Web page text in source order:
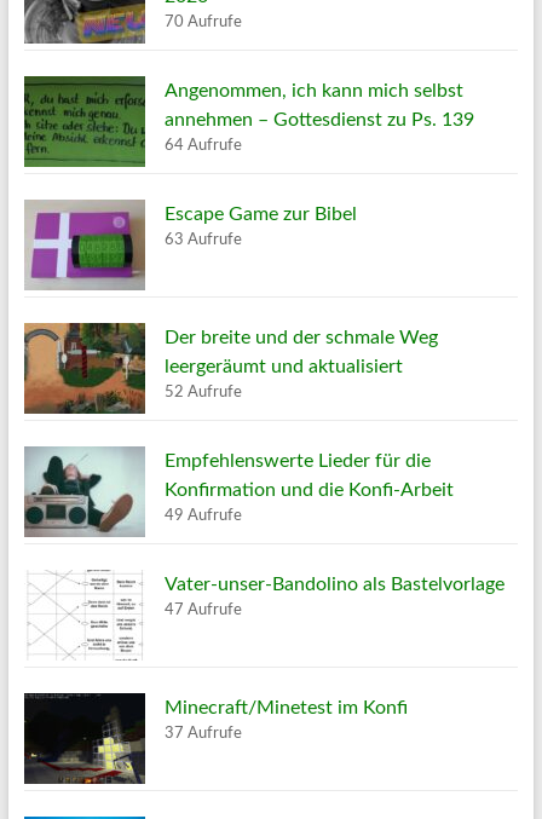
70 Aufrufe
Angenommen, ich kann mich selbst
annehmen – Gottesdienst zu Ps. 139
64 Aufrufe
Escape Game zur Bibel
63 Aufrufe
Der breite und der schmale Weg
leergeräumt und aktualisiert
52 Aufrufe
Empfehlenswerte Lieder für die
Konfirmation und die Konfi-Arbeit
49 Aufrufe
Vater-unser-Bandolino als Bastelvorlage
47 Aufrufe
Minecraft/Minetest im Konfi
37 Aufrufe